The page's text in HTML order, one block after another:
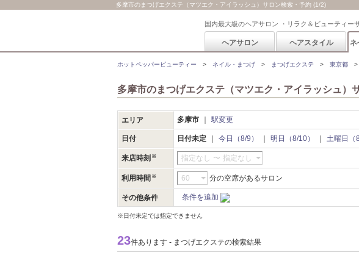
多摩市のまつげエクステ（マツエク・アイラッシュ）サロン検索・予約 (1/2)
国内最大級のヘアサロン ・リラク＆ビューティー
ヘアサロン ヘアスタイル ネ
ホットペッパービューティー ネイル・まつげ まつげエクステ 東京都
多摩市のまつげエクステ（マツエク・アイラッシュ）
エリア 多摩市 駅変更
日付 日付未定 今日（8/9） 明日（8/10） 土曜日（
来店時刻 指定なし 〜 指定なし
利用時間 分の空席があるサロン
その他条件 条件を追加
※日付未定では指定できません
23件あります - まつげエクステの検索結果